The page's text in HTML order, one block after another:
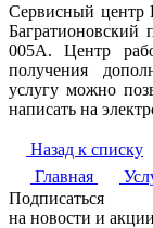
Сервисный центр
Багратионовский
005A. Центр
получения
услугу можно
написать на
Назад к списку
Главная
Подписаться
на новости и акции